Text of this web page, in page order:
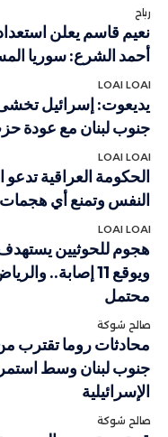
رباح
نعيم قاسم يعلن
أحمد الشرع: سوريا
LOAI LOAI
يديعوت: إسرائيل تخشى
جنوب لبنان مع عودة
LOAI LOAI
الحكومة العراقية
النفس وتمنع أي
LOAI LOAI
هجوم للحوثيين
ويوقع 11 إصابة..
محتمل
صالح شوكة
محادثات روما تقترب
جنوب لبنان وسط
الإسرائيلية
صالح شوكة